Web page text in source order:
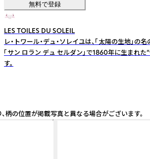
無料で登録
LES TOILES DU SOLEIL
レ・トワール・デュ・ソレイユは、「太陽の生地」の
「サン ロラン デュ セルダン」で1860年に生まれ
す。
の位置が掲載写真と異なる場合がございます。